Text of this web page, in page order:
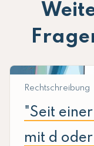
Rechtschreibung
"Seit
mit d